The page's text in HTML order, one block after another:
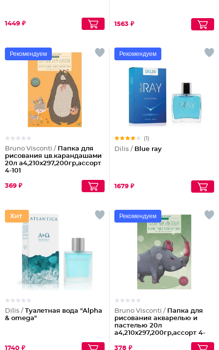
1449 ₽ 1563 ₽
Рекомендуем
Bruno Visconti / Папка для
рисования цв.карандашами
20л а4,210х297,200гр,ассорт
4-101
369 ₽
Рекомендуем
(1)
Dilis / Blue ray
1679 ₽
Dilis / Туалетная вода "Alpha
& omega"
1740 ₽
Рекомендуем
Bruno Visconti / Папка для
рисования акварелью и
пастелью 20л
а4,210х297,200гр,ассорт 4-
378 ₽